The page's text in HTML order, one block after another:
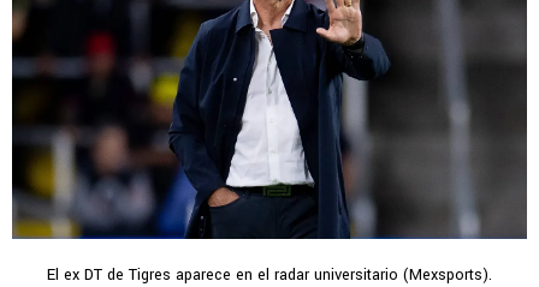
El ex DT de Tigres aparece en el radar universitario (Mexsports).